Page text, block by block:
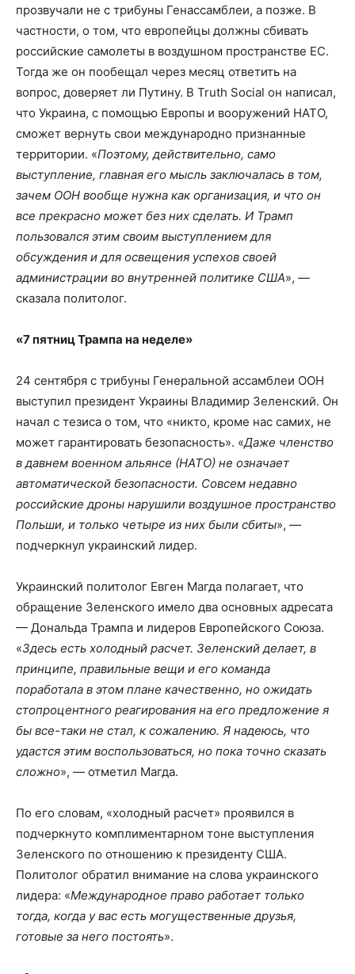
прозвучали не с трибуны Генассамблеи, а позже. В
частности, о том, что европейцы должны сбивать
российские самолеты в воздушном пространстве ЕС.
Тогда же он пообещал через месяц ответить на
вопрос, доверяет ли Путину. В Truth Social он написал,
что Украина, с помощью Европы и вооружений НАТО,
сможет вернуть свои международно признанные
территории. «Поэтому, действительно, само
выступление, главная его мысль заключалась в том,
зачем ООН вообще нужна как организация, и что он
все прекрасно может без них сделать. И Трамп
пользовался этим своим выступлением для
обсуждения и для освещения успехов своей
администрации во внутренней политике США», —
сказала политолог.
«7 пятниц Трампа на неделе»
24 сентября с трибуны Генеральной ассамблеи ООН
выступил президент Украины Владимир Зеленский. Он
начал с тезиса о том, что «никто, кроме нас самих, не
может гарантировать безопасность». «Даже членство
в давнем военном альянсе (НАТО) не означает
автоматической безопасности. Совсем недавно
российские дроны нарушили воздушное пространство
Польши, и только четыре из них были сбиты», —
подчеркнул украинский лидер.
Украинский политолог Евген Магда полагает, что
обращение Зеленского имело два основных адресата
— Дональда Трампа и лидеров Европейского Союза.
«Здесь есть холодный расчет. Зеленский делает, в
принципе, правильные вещи и его команда
поработала в этом плане качественно, но ожидать
стопроцентного реагирования на его предложение я
бы все-таки не стал, к сожалению. Я надеюсь, что
удастся этим воспользоваться, но пока точно сказать
сложно», — отметил Магда.
По его словам, «холодный расчет» проявился в
подчеркнуто комплиментарном тоне выступления
Зеленского по отношению к президенту США.
Политолог обратил внимание на слова украинского
лидера: «Международное право работает только
тогда, когда у вас есть могущественные друзья,
готовые за него постоять».